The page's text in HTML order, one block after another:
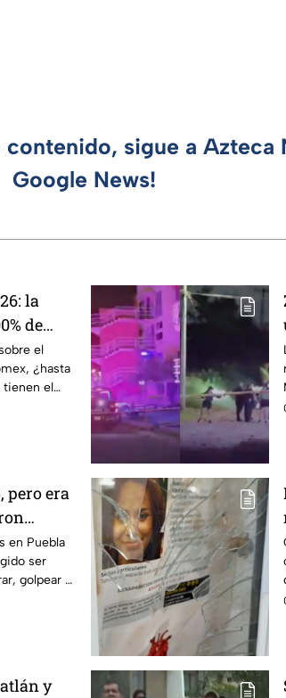
contenido, sigue a Azteca
Google News!
la
de
el
¿hasta
tienen el
pero era
en Puebla
ser
golpear al
y